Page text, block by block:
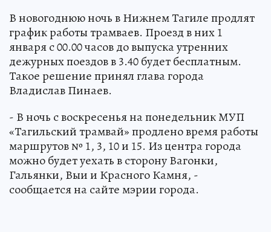
В новогоднюю ночь в Нижнем Тагиле продлят
график работы трамваев. Проезд в них 1
января с 00.00 часов до выпуска утренних
дежурных поездов в 3.40 будет бесплатным.
Такое решение принял глава города
Владислав Пинаев.
- В ночь с воскресенья на понедельник МУП
«Тагильский трамвай» продлено время работы
маршрутов № 1, 3, 10 и 15. Из центра города
можно будет уехать в сторону Вагонки,
Гальянки, Выи и Красного Камня, -
сообщается на сайте мэрии города.